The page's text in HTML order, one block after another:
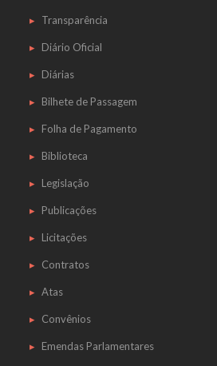
Transparência
Diário Oficial
Diárias
Bilhete de Passagem
Folha de Pagamento
Biblioteca
Legislação
Publicações
Licitações
Contratos
Atas
Convênios
Emendas Parlamentares